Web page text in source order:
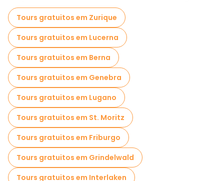
Tours gratuitos em Zurique
Tours gratuitos em Lucerna
Tours gratuitos em Berna
Tours gratuitos em Genebra
Tours gratuitos em Lugano
Tours gratuitos em St. Moritz
Tours gratuitos em Friburgo
Tours gratuitos em Grindelwald
Tours gratuitos em Interlaken